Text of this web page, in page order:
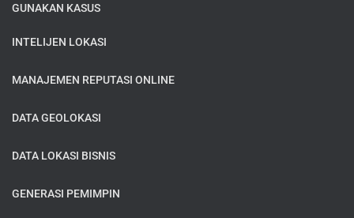
GUNAKAN KASUS
INTELIJEN LOKASI
MANAJEMEN REPUTASI ONLINE
DATA GEOLOKASI
DATA LOKASI BISNIS
GENERASI PEMIMPIN